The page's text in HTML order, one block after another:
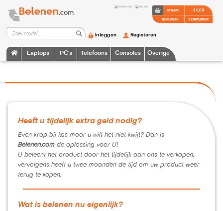
Laptops PC's Telefoons Consoles Overige
Inloggen Registeren
0 ITEMS
BEKIJKEN
€ 0,00
VERWERKEN
Heeft u tijdelijk extra geld nodig?
Even krap bij kas maar u wilt het niet kwijt? Dan is
Belenen.com de oplossing voor U!
U beleent het product door het tijdelijk aan ons te verkopen,
vervolgens heeft u twee maanden de tijd om uw product weer
terug te kopen.
Wat is belenen nu eigenlijk?